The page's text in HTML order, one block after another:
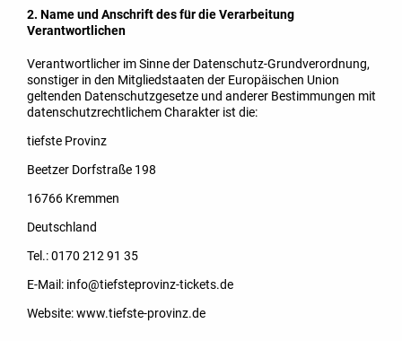
2. Name und Anschrift des für die Verarbeitung
Verantwortlichen
Verantwortlicher im Sinne der Datenschutz-Grundverordnung,
sonstiger in den Mitgliedstaaten der Europäischen Union
geltenden Datenschutzgesetze und anderer Bestimmungen mit
datenschutzrechtlichem Charakter ist die:
tiefste Provinz
Beetzer Dorfstraße 198
16766 Kremmen
Deutschland
Tel.: 0170 212 91 35
E-Mail: info@tiefsteprovinz-tickets.de
Website: www.tiefste-provinz.de